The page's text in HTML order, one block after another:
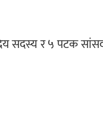
सदस्य र ५ पटक